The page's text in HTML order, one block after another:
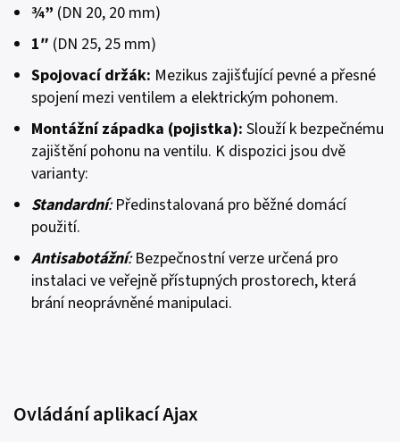
¾” (DN 20, 20 mm)
1″ (DN 25, 25 mm)
Spojovací držák: Mezikus zajišťující pevné a přesné
spojení mezi ventilem a elektrickým pohonem.
Montážní západka (pojistka): Slouží k bezpečnému
zajištění pohonu na ventilu. K dispozici jsou dvě
varianty:
Standardní:Předinstalovaná pro běžné domácí
použití.
Antisabotážní:Bezpečnostní verze určená pro
instalaci ve veřejně přístupných prostorech, která
brání neoprávněné manipulaci.
Ovládání aplikací Ajax